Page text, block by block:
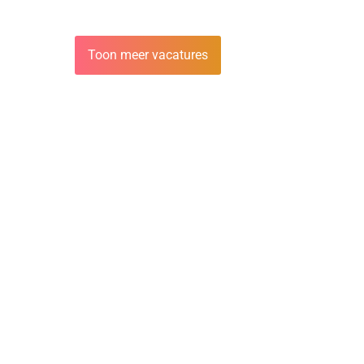
Toon meer vacatures